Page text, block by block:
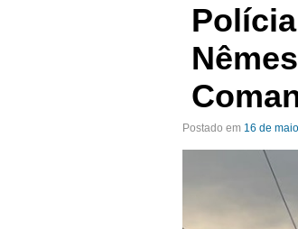
Postado em 16 de